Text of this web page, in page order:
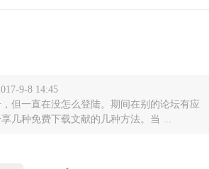
9-8 14:45
但一直在没怎么登陆。期间在别的论坛有应
几种免费下载文献的几种方法。当 ...